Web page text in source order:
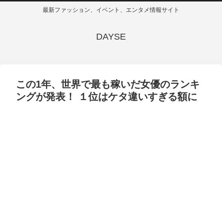
最新ファッション、イベント、エンタメ情報サイト
DAYSE
この1年、世界で最も稼いだ女優のランキ
ングが発表！ １位はケタ違いすぎる額に